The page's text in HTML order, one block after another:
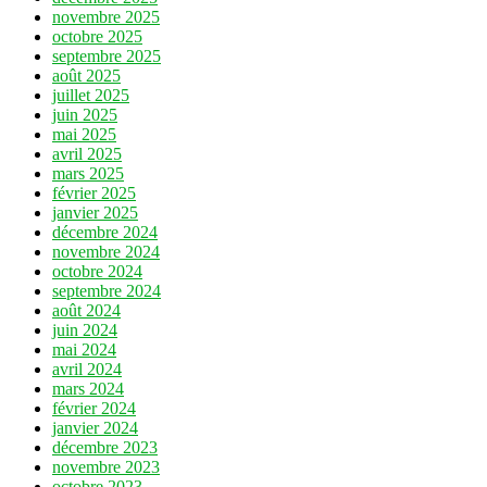
novembre 2025
octobre 2025
septembre 2025
août 2025
juillet 2025
juin 2025
mai 2025
avril 2025
mars 2025
février 2025
janvier 2025
décembre 2024
novembre 2024
octobre 2024
septembre 2024
août 2024
juin 2024
mai 2024
avril 2024
mars 2024
février 2024
janvier 2024
décembre 2023
novembre 2023